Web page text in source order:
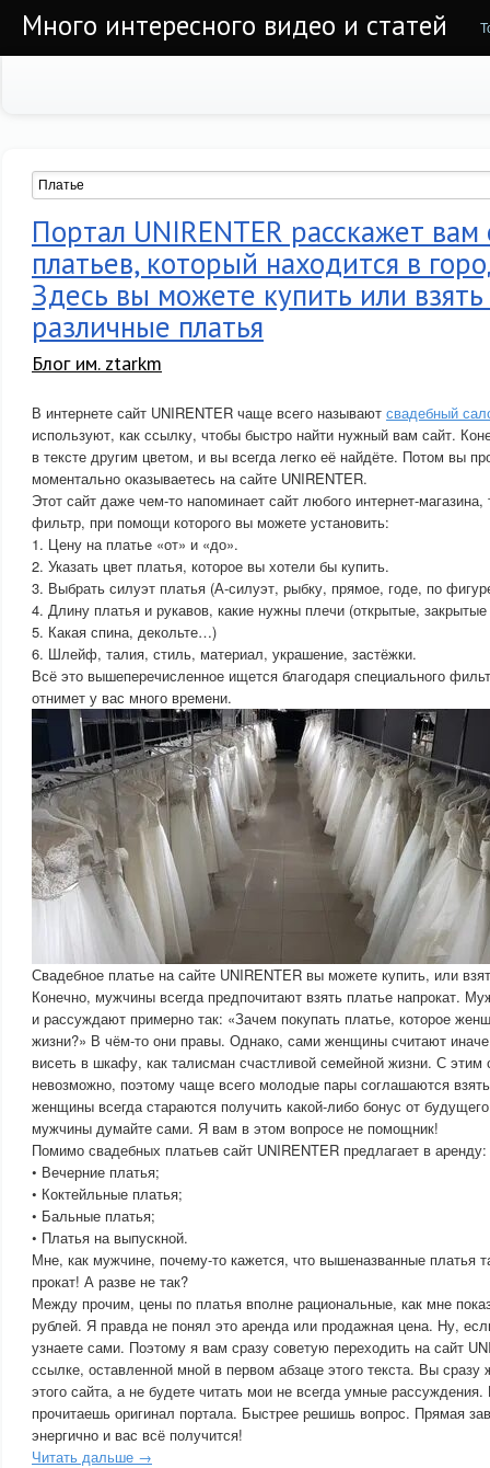
Много интересного видео и статей
Портал UNIRENTER расскажет вам
платьев, который находится в
Здесь вы можете купить или
различные платья
Блог им. ztarkm
В интернете сайт UNIRENTER чаще всего называют свадебный
используют, как ссылку, чтобы быстро найти нужный вам сайт.
в тексте другим цветом, и вы всегда легко её найдёте. Потом вы
моментально оказываетесь на сайте UNIRENTER.
Этот сайт даже чем-то напоминает сайт любого интернет-
фильтр, при помощи которого вы можете установить:
1. Цену на платье «от» и «до».
2. Указать цвет платья, которое вы хотели бы купить.
3. Выбрать силуэт платья (А-силуэт, рыбку, прямое, годе, по
4. Длину платья и рукавов, какие нужны плечи (открытые,
5. Какая спина, декольте…)
6. Шлейф, талия, стиль, материал, украшение, застёжки.
Всё это вышеперечисленное ищется благодаря специального
отнимет у вас много времени.
Свадебное платье на сайте UNIRENTER вы можете купить, или
Конечно, мужчины всегда предпочитают взять платье напрокат.
и рассуждают примерно так: «Зачем покупать платье, которое
жизни?» В чём-то они правы. Однако, сами женщины считают
висеть в шкафу, как талисман счастливой семейной жизни. С
невозможно, поэтому чаще всего молодые пары соглашаются
женщины всегда стараются получить какой-либо бонус от
мужчины думайте сами. Я вам в этом вопросе не помощник!
Помимо свадебных платьев сайт UNIRENTER предлагает в аренду:
• Вечерние платья;
• Коктейльные платья;
• Бальные платья;
• Платья на выпускной.
Мне, как мужчине, почему-то кажется, что вышеназванные платья
прокат! А разве не так?
Между прочим, цены по платья вполне рациональные, как мне
рублей. Я правда не понял это аренда или продажная цена. Ну,
узнаете сами. Поэтому я вам сразу советую переходить на сайт
ссылке, оставленной мной в первом абзаце этого текста. Вы
этого сайта, а не будете читать мои не всегда умные рассуждения.
прочитаешь оригинал портала. Быстрее решишь вопрос. Прямая
энергично и вас всё получится!
Читать дальше →